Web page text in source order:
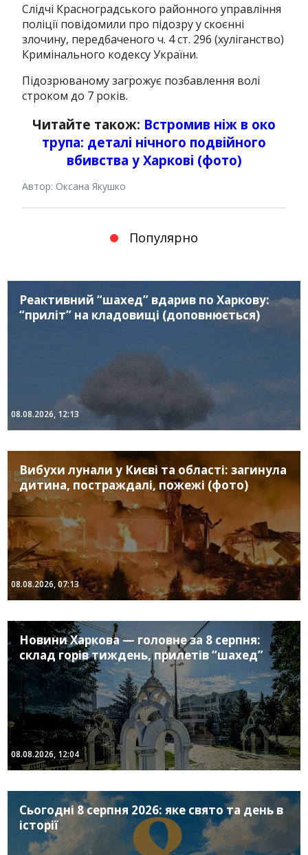
Слідчі Красноградського районного управління
поліції повідомили про підозру у скоєнні
злочину, передбаченого ч. 4 ст. 296 (хуліганство)
Кримінального кодексу України.
Підозрюваному загрожує позбавлення волі
строком до 7 років.
Читайте також: Встромив ніж в око
трупа: деталі нічного подвійного
вбивства у Харкові (фото)
Автор: Оксана Якушко
Популярно
Реактивний “шахед” вдарив по Харкову:
“приліт” на кладовищі (доповнюється)
08.08.2026, 12:13
Вибухи лунали у Києві та області: загинула
дитина, постраждалі, пожежі (фото)
08.08.2026, 07:13
Новини Харкова — головне за 8 серпня:
склад горів тиждень, прилетів “шахед”
08.08.2026, 12:04
Сьогодні 8 серпня 2026: яке свято та день в
історії